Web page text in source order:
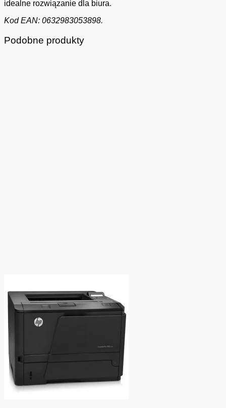
idealne rozwiązanie dla biura.
Kod EAN: 0632983053898.
Podobne produkty